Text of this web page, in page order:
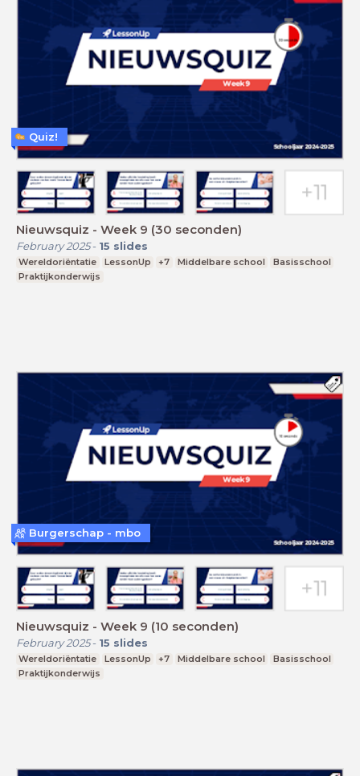
Nieuwsquiz - Week 9 (30 seconden)
February 2025- 15 slides
Wereldoriëntatie LessonUp +7 Middelbare school
Basisschool
Praktijkonderwijs
Quiz!
Nieuwsquiz - Week 9 (10 seconden)
February 2025- 15 slides
Wereldoriëntatie LessonUp +7 Middelbare school
Basisschool
Praktijkonderwijs
Burgerschap - mbo